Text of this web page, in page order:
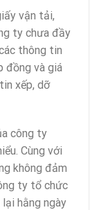
vận tải,
ty chưa đầy
thông tin
đồng và giá
xếp, dỡ
công ty
Cùng với
không đảm
ty tổ chức
hằng ngày